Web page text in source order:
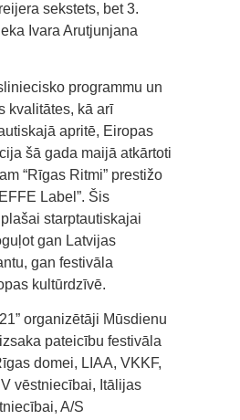
sekstets, bet 3.
Ivara Arutjunjana
programmu un
kvalitātes, kā arī
apritē, Eiropas
šā gada maijā atkārtoti
“Rīgas Ritmi” prestižo
Label”. Šis
starptautiskajai
gan Latvijas
gan festivāla
kultūrdzīvē.
organizētāji Mūsdienu
pateicību festivāla
domei, LIAA, VKKF,
vēstniecībai, Itālijas
A/S